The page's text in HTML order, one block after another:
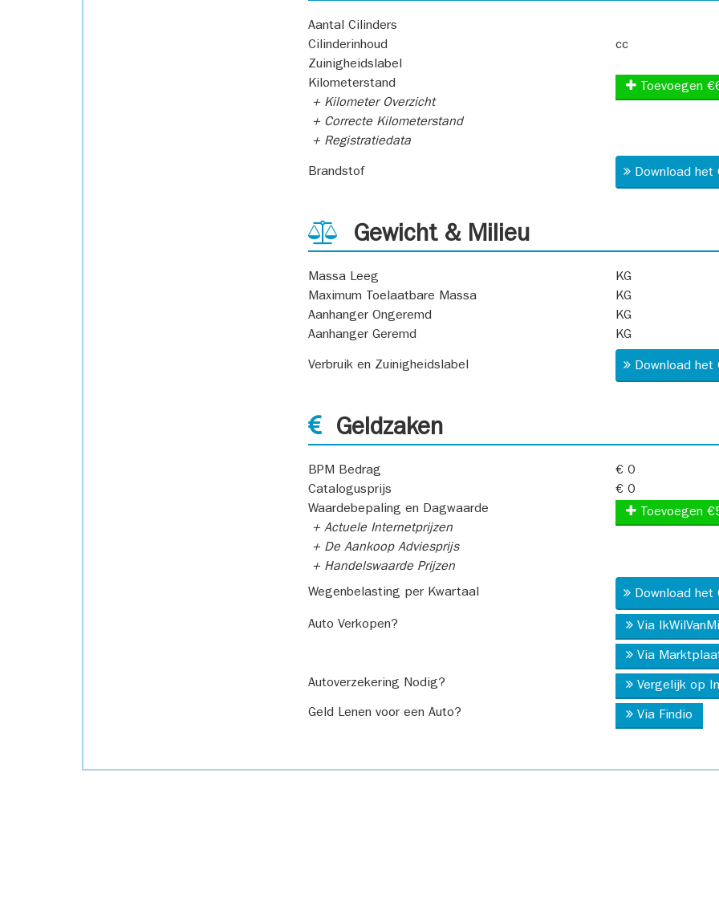
Aantal Cilinders
Cilinderinhoud
cc
Zuinigheidslabel
Kilometerstand
+ Kilometer Overzicht
+ Correcte Kilometerstand
+ Registratiedata
Toevoegen
Brandstof Download
Gewicht & Milieu
Massa Leeg
KG
Maximum Toelaatbare Massa
KG
Aanhanger Ongeremd
KG
Aanhanger Geremd
KG
Verbruik en Zuinigheidslabel Download
Geldzaken
BPM Bedrag
€ 0
Catalogusprijs
€ 0
Waardebepaling en Dagwaarde
+ Actuele Internetprijzen
+ De Aankoop Adviesprijs
+ Handelswaarde Prijzen
Toevoegen
Wegenbelasting per Kwartaal Download
Auto Verkopen? Via
Via
Autoverzekering Nodig? Vergelijk op
Geld Lenen voor een Auto? Via Findio